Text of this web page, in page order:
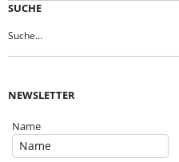
SUCHE
NEWSLETTER
Name